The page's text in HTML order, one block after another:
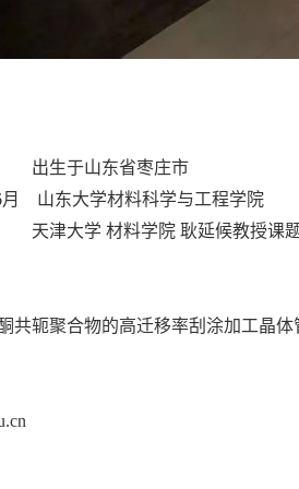
于山东省枣庄市
月 山东大学材料科学与工程学院
大学 材料学院 耿延候教授课
共轭聚合物的高迁移率刮涂加工晶体